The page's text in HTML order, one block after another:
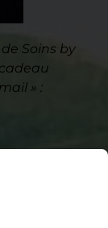
Soins by
» :